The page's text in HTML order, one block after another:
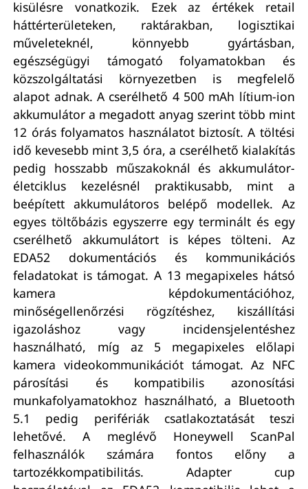
kisülésre vonatkozik. Ezek az értékek retail
háttérterületeken, raktárakban, logisztikai
műveleteknél, könnyebb gyártásban,
egészségügyi támogató folyamatokban és
közszolgáltatási környezetben is megfelelő
alapot adnak. A cserélhető 4 500 mAh lítium-ion
akkumulátor a megadott anyag szerint több mint
12 órás folyamatos használatot biztosít. A töltési
idő kevesebb mint 3,5 óra, a cserélhető kialakítás
pedig hosszabb műszakoknál és akkumulátor-
életciklus kezelésnél praktikusabb, mint a
beépített akkumulátoros belépő modellek. Az
egyes töltőbázis egyszerre egy terminált és egy
cserélhető akkumulátort is képes tölteni. Az
EDA52 dokumentációs és kommunikációs
feladatokat is támogat. A 13 megapixeles hátsó
kamera képdokumentációhoz,
minőségellenőrzési rögzítéshez, kiszállítási
igazoláshoz vagy incidensjelentéshez
használható, míg az 5 megapixeles előlapi
kamera videokommunikációt támogat. Az NFC
párosítási és kompatibilis azonosítási
munkafolyamatokhoz használható, a Bluetooth
5.1 pedig perifériák csatlakoztatását teszi
lehetővé. A meglévő Honeywell ScanPal
felhasználók számára fontos előny a
tartozékkompatibilitás. Adapter cup